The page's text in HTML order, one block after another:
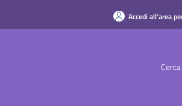
Accedi all'area
Cerca